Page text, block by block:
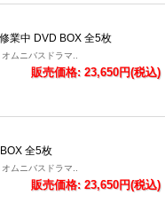
業中 DVD BOX 全5枚
ムニバスドラマ..
販売価格: 23,650円(税込)
全5枚
ムニバスドラマ..
販売価格: 23,650円(税込)